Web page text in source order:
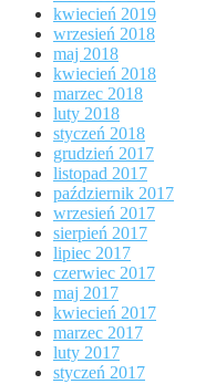
kwiecień 2019
wrzesień 2018
maj 2018
kwiecień 2018
marzec 2018
luty 2018
styczeń 2018
grudzień 2017
listopad 2017
październik 2017
wrzesień 2017
sierpień 2017
lipiec 2017
czerwiec 2017
maj 2017
kwiecień 2017
marzec 2017
luty 2017
styczeń 2017